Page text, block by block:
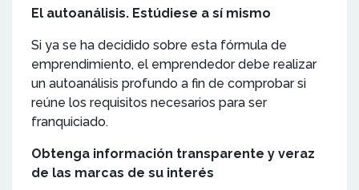
El autoanálisis. Estúdiese a sí mismo
Si ya se ha decidido sobre esta fórmula de
emprendimiento, el emprendedor debe realizar
un autoanálisis profundo a fin de comprobar si
reúne los requisitos necesarios para ser
franquiciado.
Obtenga información transparente y veraz
de las marcas de su interés